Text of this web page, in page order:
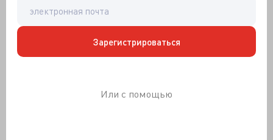
Зарегистрироваться
Или с помощью
эльфинг в ролевых сообществах уступает по
массовости разве что тотальному гоблингу в полиции.
Но попугайствовать — это, знаете ли, моветон.
Хочется чего-то уникального. А может... Точно!
нонконформизм в одном флаконе, как у Смита и